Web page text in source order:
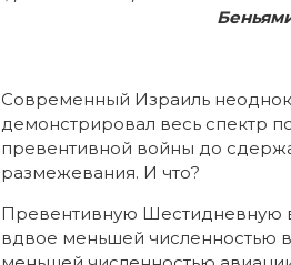
Современный Израиль
демонстрировал весь спектр
превентивной войны до
размежевания. И что?
Превентивную Шестидневную
вдвое меньшей численностью